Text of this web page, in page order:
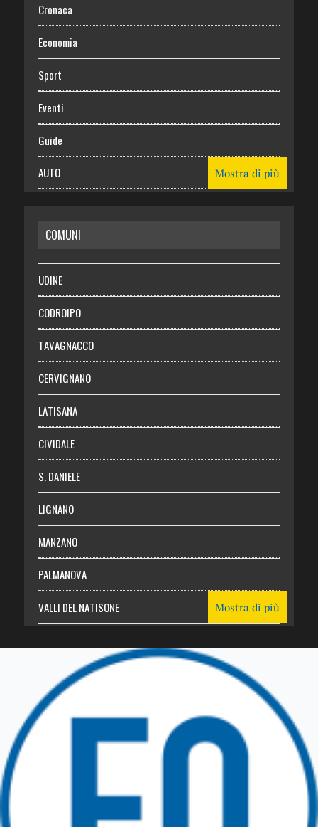
Cronaca
Economia
Sport
Eventi
Guide
AUTO
RISPARMIO
SALUTE
Necrologie
Chi siamo
Abbonati
Login
Mostra di più
COMUNI
UDINE
CODROIPO
TAVAGNACCO
CERVIGNANO
LATISANA
CIVIDALE
S. DANIELE
LIGNANO
MANZANO
PALMANOVA
VALLI DEL NATISONE
TRICESIMO
TARCENTO
GEMONA DEL FRIULI
Mostra di più